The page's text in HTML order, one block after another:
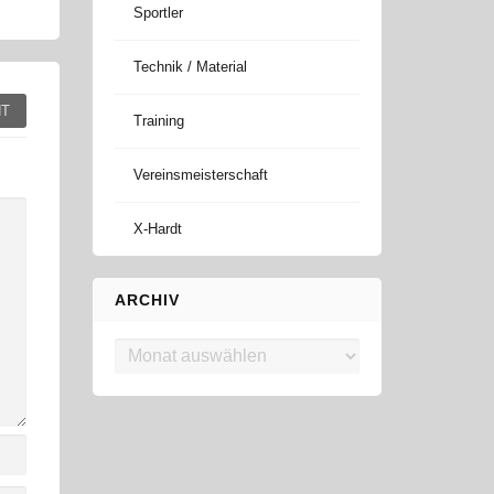
Sportler
Technik / Material
Training
Vereinsmeisterschaft
X-Hardt
ARCHIV
Archiv